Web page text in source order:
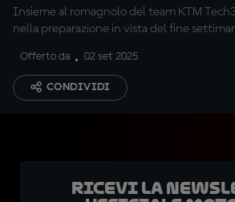
Insieme al romagnolo del team KTM
nella preparazione in vista del fine
Offerto da 02 set 2025
CONDIVIDI
Ricevi la